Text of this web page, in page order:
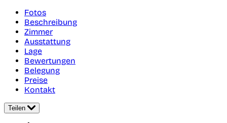
Fotos
Beschreibung
Zimmer
Ausstattung
Lage
Bewertungen
Belegung
Preise
Kontakt
Teilen